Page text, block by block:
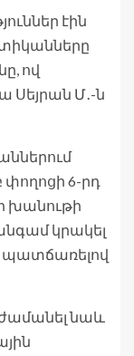
էին
ով
Սեյրան Մ․-ն
6-րդ
խանութի
կրակել
պատճառելով
նաև